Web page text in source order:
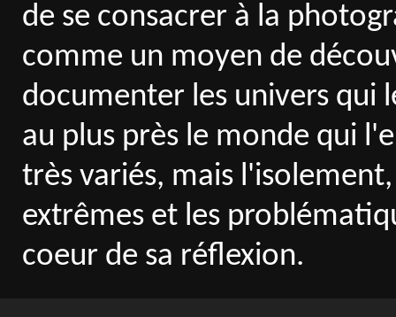
de se consacrer à la
comme un moyen de
documenter les univers qui
au plus près le monde qui
très variés, mais
extrêmes et les
coeur de sa réflexion.